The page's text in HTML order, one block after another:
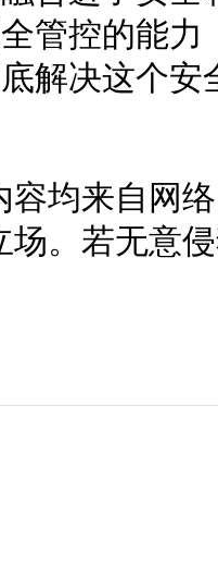
管控的能
解决这个安
容均来自网
场。若无意